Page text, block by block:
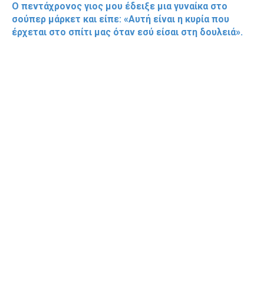
Ο πεντάχρονος γιος μου έδειξε μια γυναίκα στο
σούπερ μάρκετ και είπε: «Αυτή είναι η κυρία που
έρχεται στο σπίτι μας όταν εσύ είσαι στη δουλειά».